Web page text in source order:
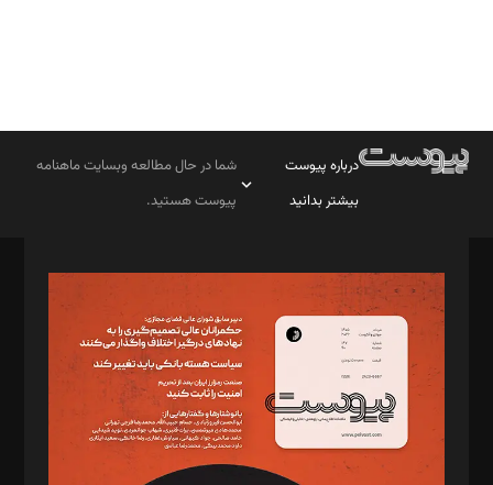
درباره پیوست
بیشتر بدانید
شما در حال مطالعه وبسایت ماهنامه
پیوست هستید.
مدیر مسئول: محمدباقر اثنی‌عشری
سردبیر: مهرک محمودی
دبیر تحریریه: میثم قاسمی
د‌بیر ناداستان: سمانه سمیع
د‌بیر خدمت و تجارت: ابوالفضل رجبی
د‌بیر حقوق فناوری: حسام‌الدین ایپکچی
د‌بیر پیوست جهان: مینا پاکدل